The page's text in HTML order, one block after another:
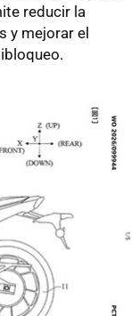
reducir la
y mejorar el